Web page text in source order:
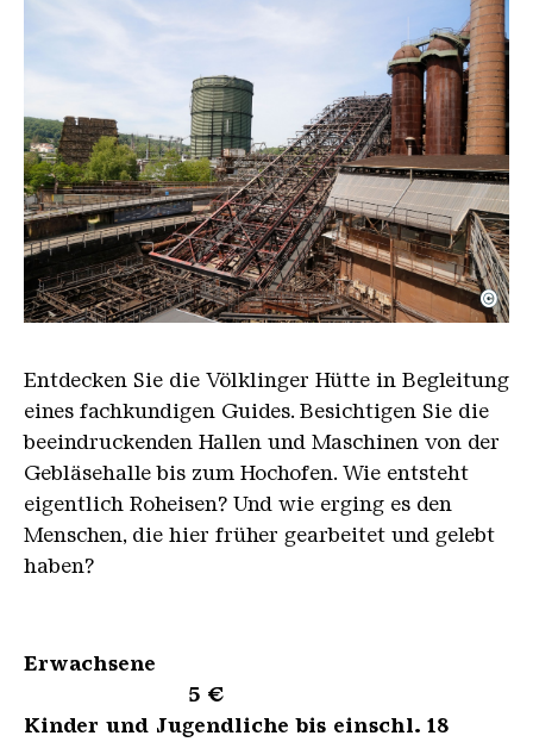
Der Erzschrägaufzug der Völklinger Hütte mit
Copyright: Weltkulturerbe Völklinger Hütte | Karl
©
Entdecken Sie die Völklinger Hütte in Begleitung
eines fachkundigen Guides. Besichtigen Sie die
beeindruckenden Hallen und Maschinen von der
Gebläsehalle bis zum Hochofen. Wie entsteht
eigentlich Roheisen? Und wie erging es den
Menschen, die hier früher gearbeitet und gelebt
haben?
Erwachsene
5 €
Kinder und Jugendliche bis einschl. 18